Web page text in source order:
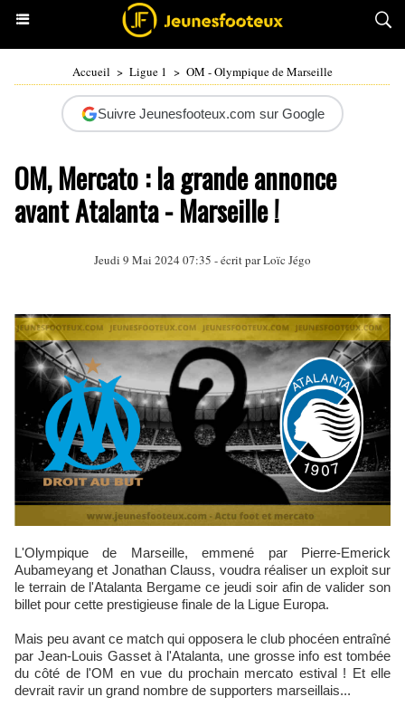
Accueil > Ligue 1 > OM - Olympique de Marseille
Suivre Jeunesfooteux.com sur Google
OM, Mercato : la grande annonce
avant Atalanta - Marseille !
Jeudi 9 Mai 2024 07:35 - écrit parLoïc Jégo
L'Olympique de Marseille, emmené par Pierre-Emerick
Aubameyang et Jonathan Clauss, voudra réaliser un exploit sur
le terrain de l'Atalanta Bergame ce jeudi soir afin de valider son
billet pour cette prestigieuse finale de la Ligue Europa.
Mais peu avant ce match qui opposera le club phocéen entraîné
par Jean-Louis Gasset à l'Atalanta, une grosse info est tombée
du côté de l'OM en vue du prochain mercato estival ! Et elle
devrait ravir un grand nombre de supporters marseillais...